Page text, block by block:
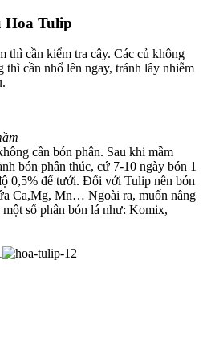
Hoa Tulip
thì cần kiểm tra cây. Các củ không
thì cần nhổ lên ngay, tránh lây nhiễm
cần bón phân. Sau khi mầm
bón phân thúc, cứ 7-10 ngày bón 1
0,5% để tưới. Đối với Tulip nên bón
Ca,Mg, Mn… Ngoài ra, muốn nâng
số phân bón lá như: Komix,